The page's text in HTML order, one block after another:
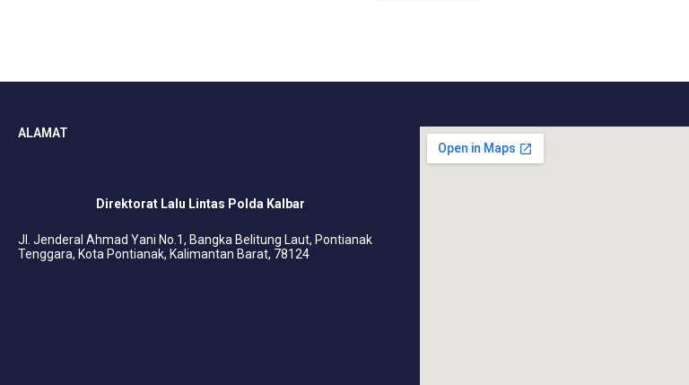
ALAMAT
Direktorat Lalu Lintas Polda Kalbar
Jl. Jenderal Ahmad Yani No.1, Bangka Belitung Laut, Pontianak
Tenggara, Kota Pontianak, Kalimantan Barat, 78124